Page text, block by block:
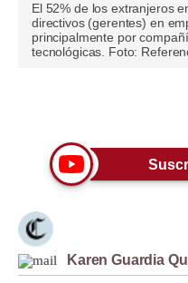
Lujo
Viajes
Mundo
México
España
El 52% de los extranjeros
directivos (gerentes) en
principalmente por
tecnológicas. Foto:
Karen Guardia